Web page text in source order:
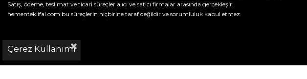
Satış, ödeme, teslimat ve ticari süreçler alıcı ve satıcı firmalar arasında gerçekleşir.
hementeklifal.com bu süreçlerin hiçbirine taraf değildir ve sorumluluk kabul etmez.
Çerez Kullanımı